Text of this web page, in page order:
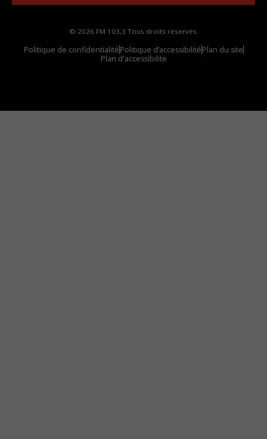
© 2026 FM 103,3 Tous droits réservés.
Politique de confidentialitéPolitique d’accessibilitéPlan du site
Plan d'accessibilite